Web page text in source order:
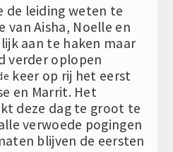
de leiding weten te
van Aisha, Noelle en
aan te haken maar
verder oplopen
keer op rij het eerst
en Marrit. Het
deze dag te groot te
verwoede pogingen
blijven de eersten